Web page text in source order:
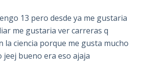
13 pero desde ya me gustaria
me gustaria ver carreras q
la ciencia porque me gusta mucho
bueno era eso ajaja